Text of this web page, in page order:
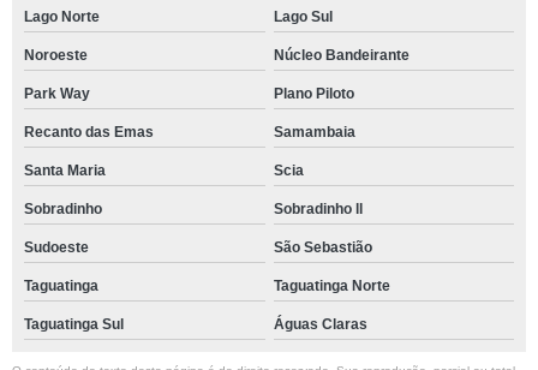
Lago Norte Lago Sul
Noroeste Núcleo Bandeirante
Park Way Plano Piloto
Recanto das Emas Samambaia
Santa Maria Scia
Sobradinho Sobradinho ll
Sudoeste São Sebastião
Taguatinga Taguatinga Norte
Taguatinga Sul Águas Claras